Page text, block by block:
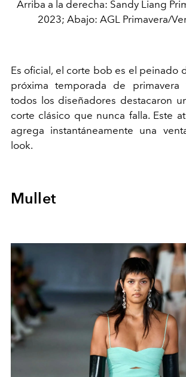
Arriba a la derecha: Sandy Liang
2023; Abajo: AGL Primavera/
Es oficial, el corte bob es el peinado
próxima temporada de primavera
todos los diseñadores destacaron
corte clásico que nunca falla. Este
agrega instantáneamente una
look.
Mullet